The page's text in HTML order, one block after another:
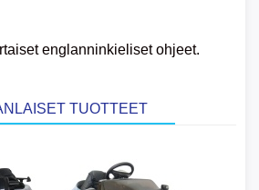
englanninkieliset ohjeet.
TUOTTEET